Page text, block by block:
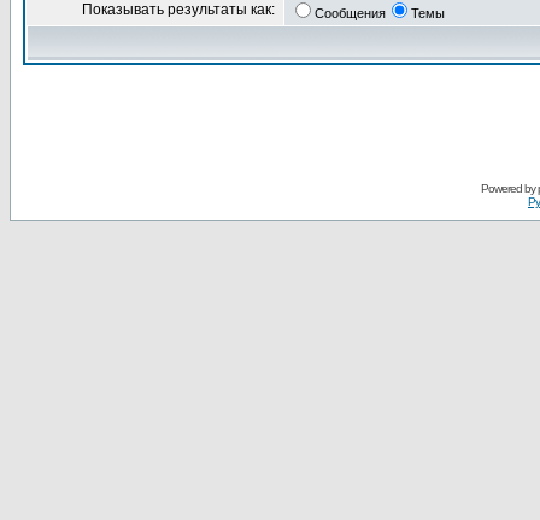
Показывать результаты как: Сообщения Темы
Powered by